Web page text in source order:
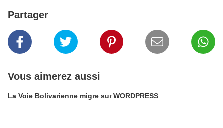
Partager
Vous aimerez aussi
La Voie Bolivarienne migre sur WORDPRESS